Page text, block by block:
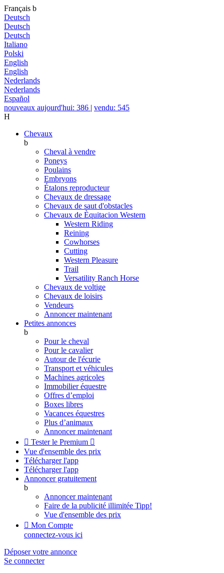
Français b
Deutsch
Deutsch
Deutsch
Italiano
Polski
English
English
Nederlands
Nederlands
Español
nouveaux aujourd'hui: 386 | vendu: 545
H
Chevaux
b
Cheval à vendre
Poneys
Poulains
Embryons
Étalons reproducteur
Chevaux de dressage
Chevaux de saut d'obstacles
Chevaux de Èquitacion Western
Western Riding
Reining
Cowhorses
Cutting
Western Pleasure
Trail
Versatility Ranch Horse
Chevaux de voltige
Chevaux de loisirs
Vendeurs
Annoncer maintenant
Petites annonces
b
Pour le cheval
Pour le cavalier
Autour de l'écurie
Transport et véhicules
Machines agricoles
Immobilier équestre
Offres d’emploi
Boxes libres
Vacances équestres
Plus d’animaux
Annoncer maintenant
 Tester le Premium 
Vue d'ensemble des prix
Télécharger l'app
Télécharger l'app
Annoncer gratuitement
b
Annoncer maintenant
Faire de la publicité illimitée Tipp!
Vue d'ensemble des prix
 Mon Compte
connectez-vous ici
Déposer votre annonce
Se connecter